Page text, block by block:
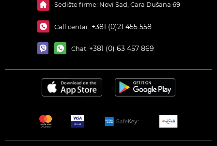
Sedište firme: Novi Sad, Cara Dušana 69
Call centar: +381 (0)21 455 558
Chat: +381 (0) 63 457 869